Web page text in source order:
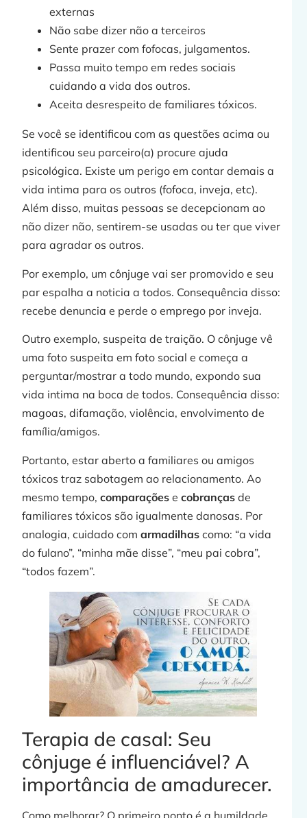
externas
Não sabe dizer não a terceiros
Sente prazer com fofocas, julgamentos.
Passa muito tempo em redes sociais
cuidando a vida dos outros.
Aceita desrespeito de familiares tóxicos.
Se você se identificou com as questões acima ou
identificou seu parceiro(a) procure ajuda
psicológica. Existe um perigo em contar demais a
vida intima para os outros (fofoca, inveja, etc).
Além disso, muitas pessoas se decepcionam ao
não dizer não, sentirem-se usadas ou ter que viver
para agradar os outros.
Por exemplo, um cônjuge vai ser promovido e seu
par espalha a noticia a todos. Consequência disso:
recebe denuncia e perde o emprego por inveja.
Outro exemplo, suspeita de traição. O cônjuge vê
uma foto suspeita em foto social e começa a
perguntar/mostrar a todo mundo, expondo sua
vida intima na boca de todos. Consequência disso:
magoas, difamação, violência, envolvimento de
família/amigos.
Portanto, estar aberto a familiares ou amigos
tóxicos traz sabotagem ao relacionamento. Ao
mesmo tempo,comparações ecobrançasde
familiares tóxicos são igualmente danosas. Por
analogia, cuidado comarmadilhas como: “a vida
do fulano”, “minha mãe disse”, “meu pai cobra”,
“todos fazem”.
Terapia de casal: Seu
cônjuge é influenciável? A
importância de amadurecer.
Como melhorar? O primeiro ponto é a humildade.